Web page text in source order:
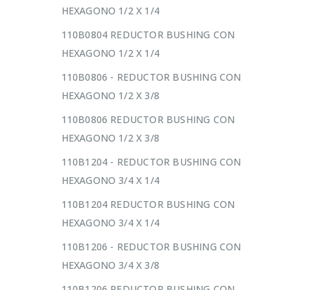
HEXAGONO 1/2 X 1/4
110B0804 REDUCTOR BUSHING CON
HEXAGONO 1/2 X 1/4
110B0806 - REDUCTOR BUSHING CON
HEXAGONO 1/2 X 3/8
110B0806 REDUCTOR BUSHING CON
HEXAGONO 1/2 X 3/8
110B1204 - REDUCTOR BUSHING CON
HEXAGONO 3/4 X 1/4
110B1204 REDUCTOR BUSHING CON
HEXAGONO 3/4 X 1/4
110B1206 - REDUCTOR BUSHING CON
HEXAGONO 3/4 X 3/8